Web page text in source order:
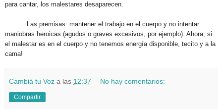
para cantar, los malestares desaparecen.
Las premisas: mantener el trabajo en el cuerpo y no intentar
maniobras heroicas (agudos o graves excesivos, por ejemplo). Ahora, si
el malestar es en el cuerpo y no tenemos energía disponible, tecito y a la
cama!
Cambiá tu Voz a las 12:37 No hay comentarios:
Compartir